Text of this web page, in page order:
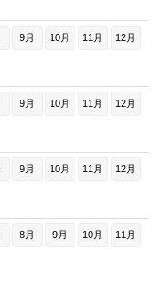
9月 10月 11月 12月
9月 10月 11月 12月
9月 10月 11月 12月
8月 9月 10月 11月